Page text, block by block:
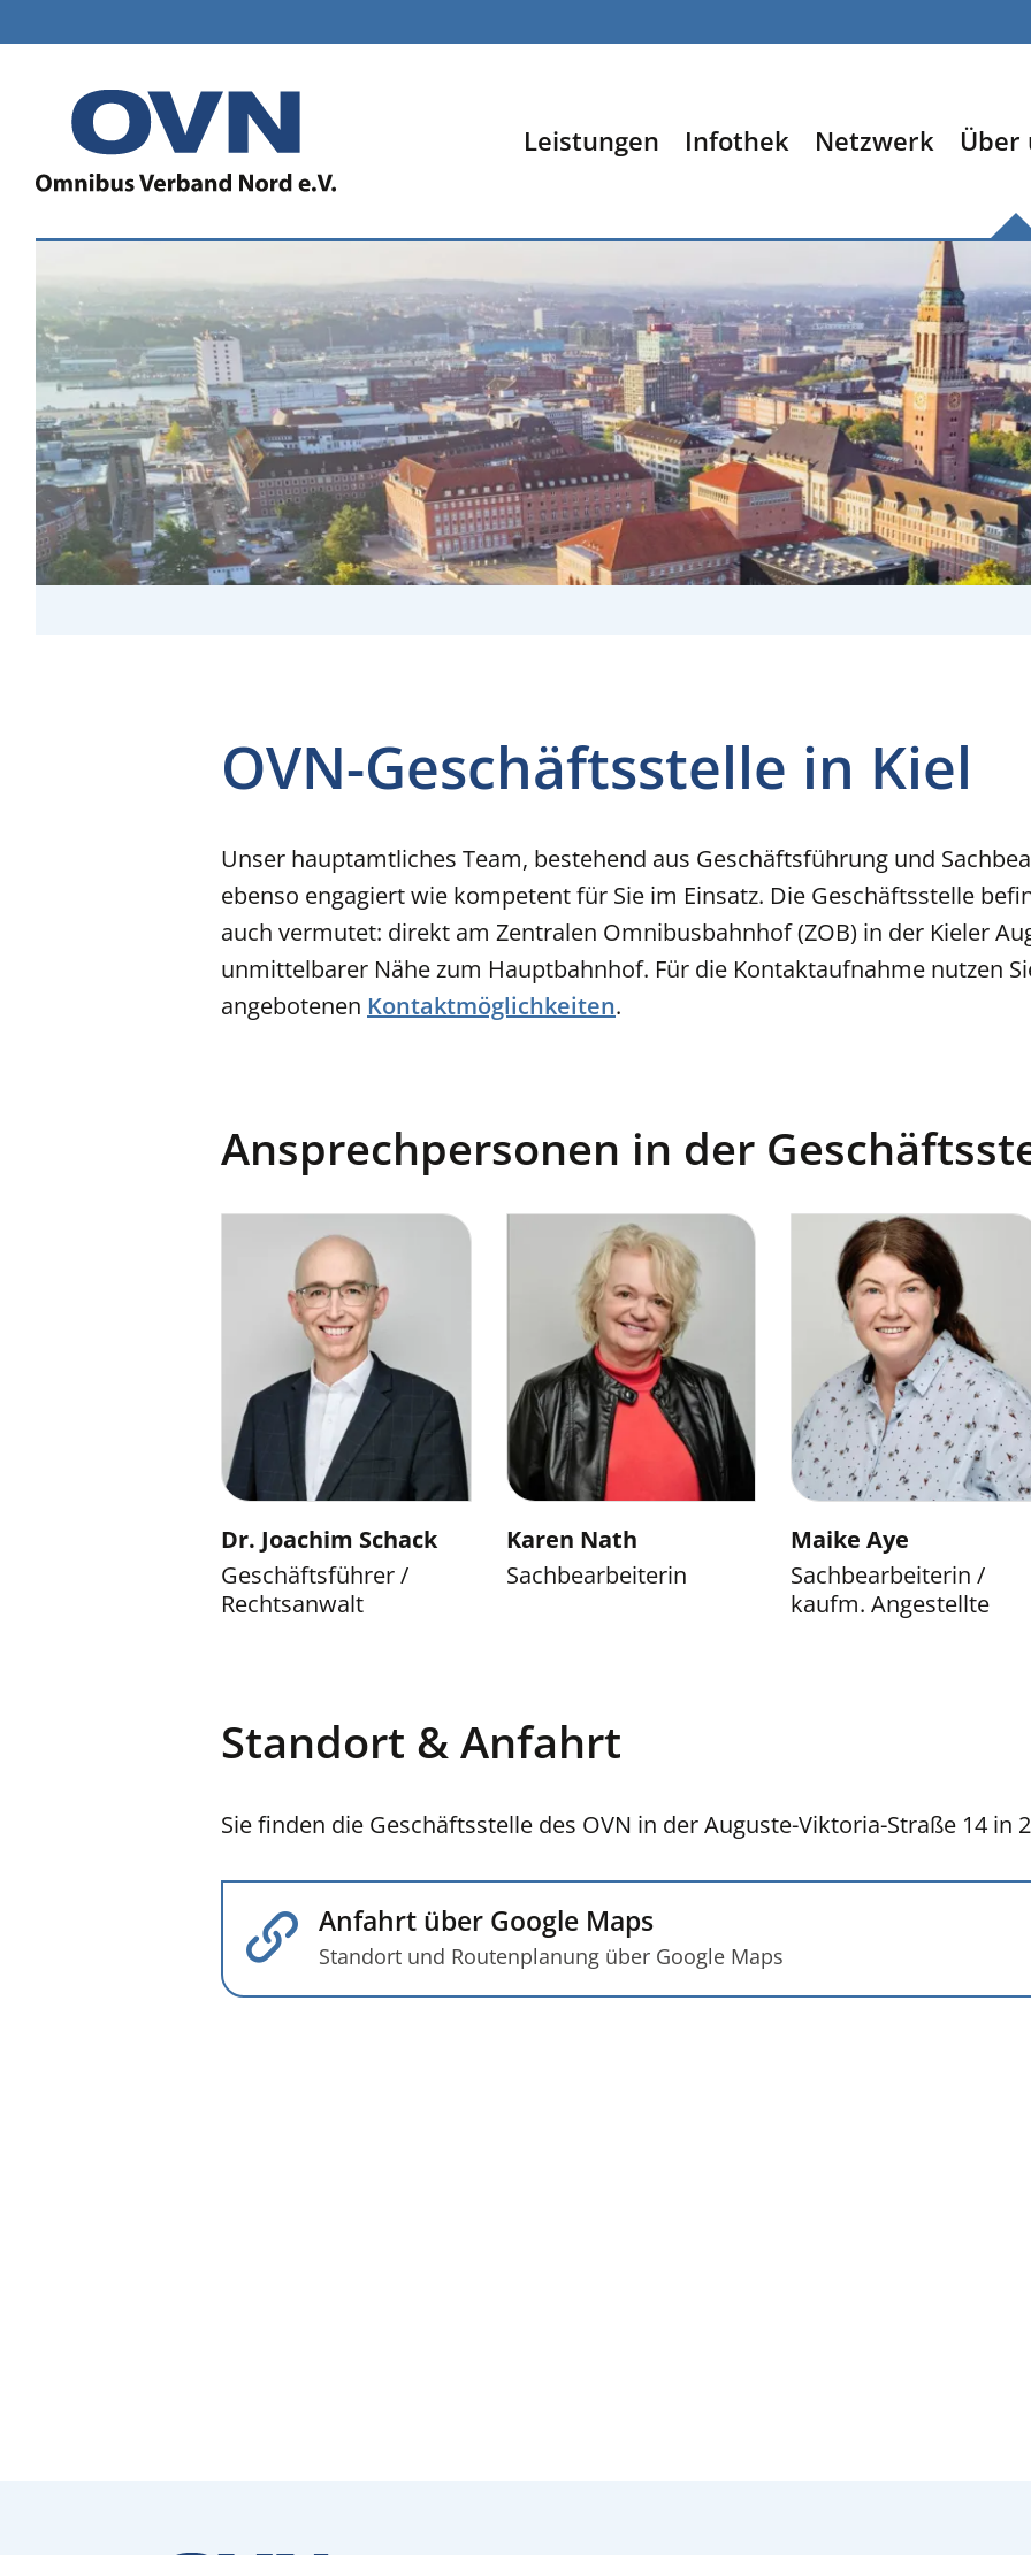
Leistungen Infothek Netzwerk Über
OVN-Geschäftsstelle in Kiel
Unser hauptamtliches Team, bestehend aus Geschäftsführung und
ebenso engagiert wie kompetent für Sie im Einsatz. Die Geschäftsstelle
auch vermutet: direkt am Zentralen Omnibusbahnhof (ZOB) in der Kieler
unmittelbarer Nähe zum Hauptbahnhof. Für die Kontaktaufnahme nutzen
angebotenen Kontaktmöglichkeiten.
Ansprechpersonen in der
Dr. Joachim Schack
Geschäftsführer /
Rechtsanwalt
Karen Nath
Sachbearbeiterin
Maike Aye
Sachbearbeiterin /
kaufm. Angestellte
Standort & Anfahrt
Sie finden die Geschäftsstelle des OVN in der Auguste-Viktoria-Straße 14 in
Anfahrt über Google Maps
Standort und Routenplanung über Google Maps